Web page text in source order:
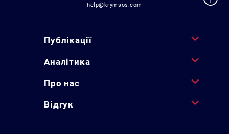
help@krymsos.com
Публікації
Аналітика
Про нас
Відгук